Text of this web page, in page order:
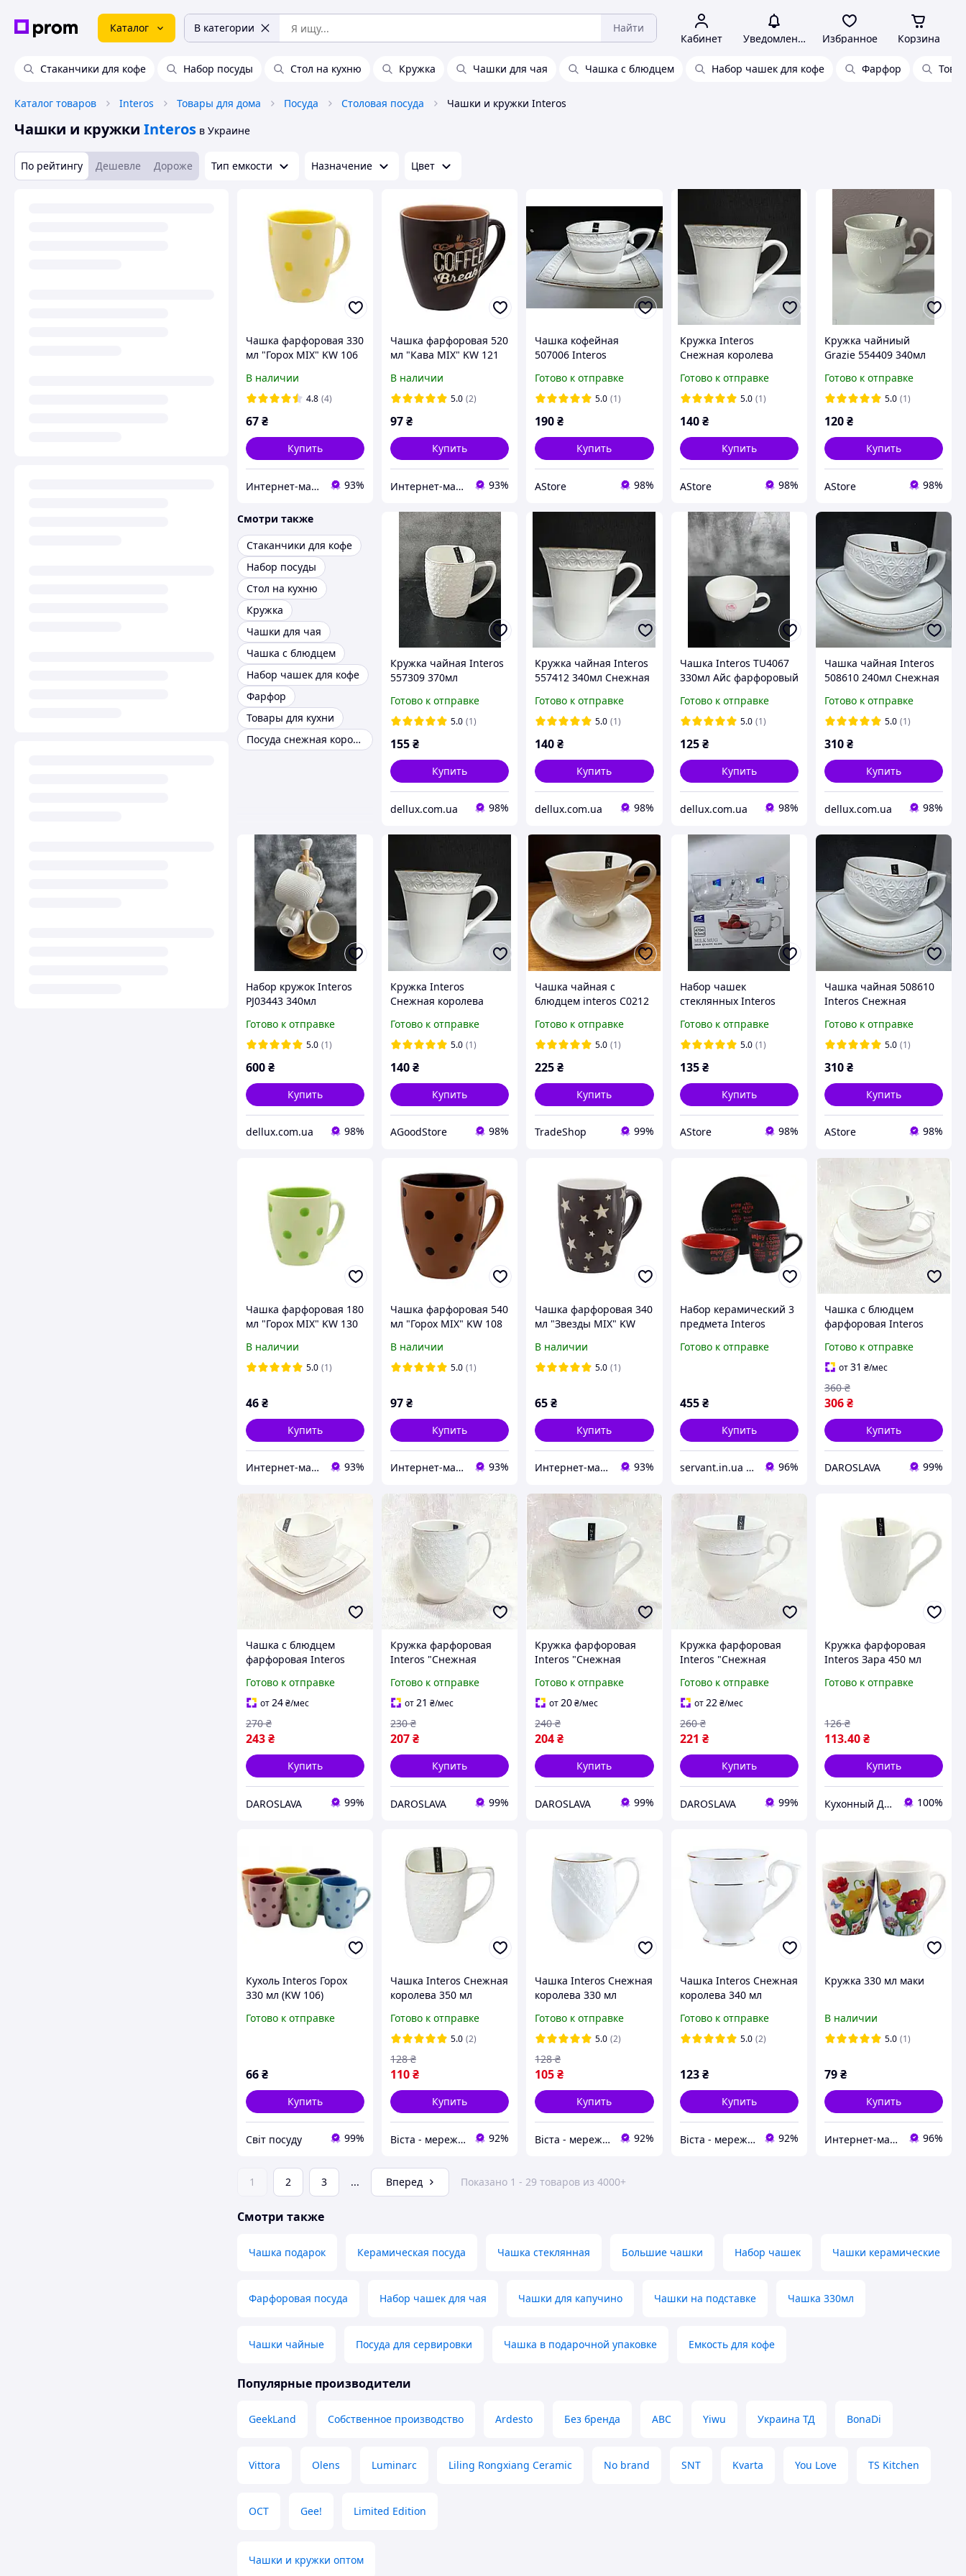
Каталог В категории Найти
Кабинет Уведомления Избранное Корзина
Стаканчики для кофе Набор посуды Стол на кухню Кружка Чашки для чая Чашка с блюдцем Набор чашек для кофе Фарфор
Каталог товаров Interos Товары для дома Посуда Столовая посуда Чашки и кружки Interos
Чашки и кружки Interos в Украине
По рейтингу Дешевле Дороже Тип емкости Назначение Цвет
Чашка фарфоровая 330
мл "Горох MIX" KW 106
В наличии
4.8 (4)
67₴
Купить
Интернет-магазин "TeRem" 93%
Чашка фарфоровая 520
мл "Кава MIX" KW 121
В наличии
5.0 (2)
97₴
Купить
Интернет-магазин "TeRem" 93%
Чашка кофейная
507006 Interos
90мл квадратная с
блюдцем AStore
Готово к отправке
5.0 (1)
190₴
Купить
AStore 98%
Кружка Interos
Снежная королева
AStore
Готово к отправке
5.0 (1)
140 ₴
Купить
AStore 98%
Кружка чайниый
Grazie 554409 340мл
Снежная королева
AStore
Готово к отправке
5.0 (1)
120₴
Купить
AStore 98%
Смотри также
Стаканчики для кофе
Набор посуды
Стол на кухню
Кружка
Чашки для чая
Чашка с блюдцем
Набор чашек для кофе
Фарфор
Товары для кухни
Посуда снежная королева
Кружка чайная Interos
557309 370мл
королева
Готово к отправке
5.0 (1)
155₴
Купить
dellux.com.ua 98%
Кружка чайная Interos
557412 340мл Снежная
Готово к отправке
5.0 (1)
140₴
Купить
dellux.com.ua 98%
Чашка Interos TU4067
330мл Айс фарфоровый
Готово к отправке
5.0 (1)
125 ₴
Купить
dellux.com.ua 98%
Чашка чайная Interos
508610 240мл Снежная
блюдечком
Готово к отправке
5.0 (1)
310₴
Купить
dellux.com.ua 98%
Набор кружок Interos
PJ03443 340мл
деревянной стойке
Готово к отправке
5.0 (1)
600₴
Купить
dellux.com.ua 98%
Кружка Interos
Снежная королева
AGoodStore
Готово к отправке
5.0 (1)
140₴
Купить
AGoodStore 98%
Чашка чайная с
блюдцем interos C0212
Готово к отправке
5.0 (1)
225₴
Купить
TradeShop 99%
Набор чашек
стеклянных Interos
AStore
Готово к отправке
5.0 (1)
135 ₴
Купить
AStore 98%
Чашка чайная 508610
Interos Снежная
круглая с блюдечком
AStore
Готово к отправке
5.0 (1)
310₴
Купить
AStore 98%
Чашка фарфоровая 180
мл "Горох MIX" KW 130
В наличии
5.0 (1)
46₴
Купить
Интернет-магазин "TeRem" 93%
Чашка фарфоровая 540
мл "Горох MIX" KW 108
В наличии
5.0 (1)
97₴
Купить
Интернет-магазин "TeRem" 93%
Чашка фарфоровая 340
мл "Звезды MIX" KW
В наличии
5.0 (1)
65₴
Купить
Интернет-магазин "TeRem" 93%
Набор керамический 3
предмета Interos
упаковке.
Готово к отправке
455 ₴
Купить
servant.in.ua інтернет магазин господарчих товарів 96%
Чашка с блюдцем
фарфоровая Interos
508610-A (240 мл)
Готово к отправке
от31 ₴/мес
306₴
360 ₴
Купить
DAROSLAVA 99%
Чашка с блюдцем
фарфоровая Interos
508707-A (160 мл)
Готово к отправке
от24₴/мес
243₴
270 ₴
Купить
DAROSLAVA 99%
Кружка фарфоровая
Interos "Снежная
(330 мл)
Готово к отправке
от21 ₴/мес
207₴
230 ₴
Купить
DAROSLAVA 99%
Кружка фарфоровая
Interos "Снежная
(340 мл)
Готово к отправке
от20₴/мес
204₴
240 ₴
Купить
DAROSLAVA 99%
Кружка фарфоровая
Interos "Снежная
(340 мл)
Готово к отправке
от22 ₴/мес
221 ₴
260 ₴
Купить
DAROSLAVA 99%
Кружка фарфоровая
Interos Зара 450 мл
Готово к отправке
113.40₴
126 ₴
Купить
Кухонный Девайс 100%
Кухоль Interos Горох
330 мл (KW 106)
Готово к отправке
66₴
Купить
Світ посуду 99%
Чашка Interos Снежная
королева 350 мл
Готово к отправке
5.0 (2)
110₴
128 ₴
Купить
Віста - мережа будівельно-господарчих маркетів 92%
Чашка Interos Снежная
королева 330 мл
Готово к отправке
5.0 (2)
105₴
128 ₴
Купить
Віста - мережа будівельно-господарчих маркетів 92%
Чашка Interos Снежная
королева 340 мл
Готово к отправке
5.0 (2)
123 ₴
Купить
Віста - мережа будівельно-господарчих маркетів 92%
Кружка 330 мл маки
В наличии
5.0 (1)
79₴
Купить
Интернет-магазин "Posuda optom" 96%
1 2 3 ... Вперед Показано 1 - 29 товаров из 4000+
Смотри также
Чашка подарок Керамическая посуда Чашка стеклянная Большие чашки Набор чашек Чашки керамические
Фарфоровая посуда Набор чашек для чая Чашки для капучино Чашки на подставке Чашка 330мл
Чашки чайные Посуда для сервировки Чашка в подарочной упаковке Емкость для кофе
Популярные производители
GeekLand Собственное производство Ardesto Без бренда ABC Yiwu Украина ТД BonaDi
Vittora Olens Luminarc Liling Rongxiang Ceramic No brand SNT Kvarta You Love TS Kitchen
ОСТ Gee! Limited Edition
Чашки и кружки оптом